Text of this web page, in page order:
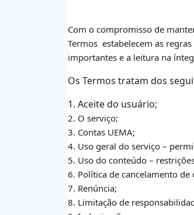
Com o compromisso de
Termos estabelecem as
importantes e a leitura na
Os Termos tratam dos
1. Aceite do usuário;
2. O serviço;
3. Contas UEMA;
4. Uso geral do serviço –
5. Uso do conteúdo –
6. Política de cancelamento de
7. Renúncia;
8. Limitação de